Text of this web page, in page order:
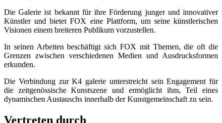
Die Galerie ist bekannt für ihre Förderung junger und innovativer
Künstler und bietet FOX eine Plattform, um seine künstlerischen
Visionen einem breiteren Publikum vorzustellen.
In seinen Arbeiten beschäftigt sich FOX mit Themen, die oft die
Grenzen zwischen verschiedenen Medien und Ausdrucksformen
erkunden.
Die Verbindung zur K4 galerie unterstreicht sein Engagement für
die zeitgenössische Kunstszene und ermöglicht ihm, Teil eines
dynamischen Austauschs innerhalb der Kunstgemeinschaft zu sein.
Vertreten durch